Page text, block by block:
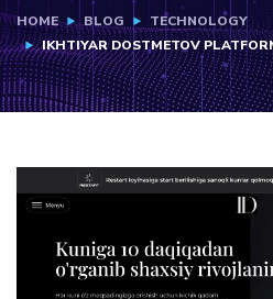
HOME BLOG
TECHNOLOGY
IKHTIYAR DOSTMETOV